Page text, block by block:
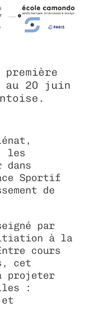
au 20 juin
les
Sportif
de
par
à la
cours
cet
projeter
: